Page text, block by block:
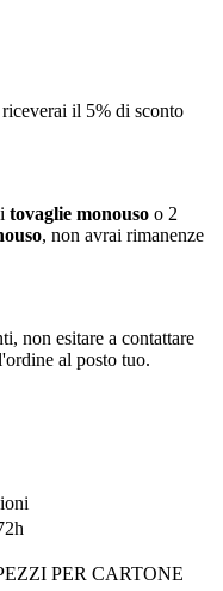
il 5% di sconto
tovaglie monouso o 2
, non avrai rimanenze
non esitare a contattare
al posto tuo.
PER CARTONE